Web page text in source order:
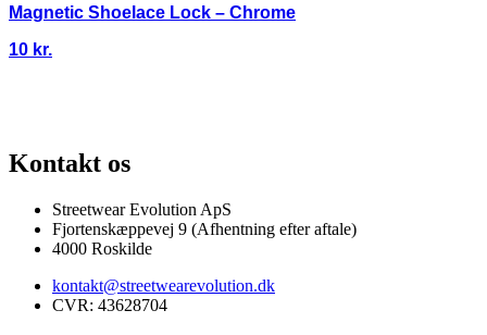
Magnetic Shoelace Lock – Chrome
10 kr.
Kontakt os
Streetwear Evolution ApS
Fjortenskæppevej 9 (Afhentning efter aftale)
4000 Roskilde
kontakt@streetwearevolution.dk
CVR: 43628704